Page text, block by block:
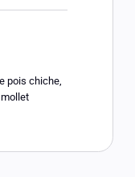
pois chiche,